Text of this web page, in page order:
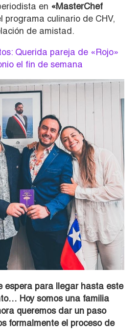
en «MasterChef
programa culinario de CHV,
de amistad.
Querida pareja de «Rojo»
el fin de semana
espera para llegar hasta este
Hoy somos una familia
queremos dar un paso
formalmente el proceso de